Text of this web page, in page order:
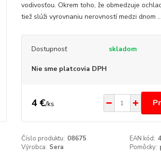
vodivosťou. Okrem toho, že obmedzuje
tiež slúži vyrovnaniu nerovností medzi dnom ...
Dostupnosť skladom
Nie sme platcovia DPH
4 €/ks
Číslo produktu: 08675 EAN kód:
Výrobca: Sera Pomôcky: